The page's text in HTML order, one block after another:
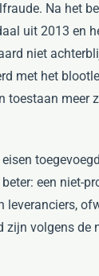
Na het
uit 2013 en
niet
met het
toestaan meer
een niet-
leveranciers,
zijn volgens de